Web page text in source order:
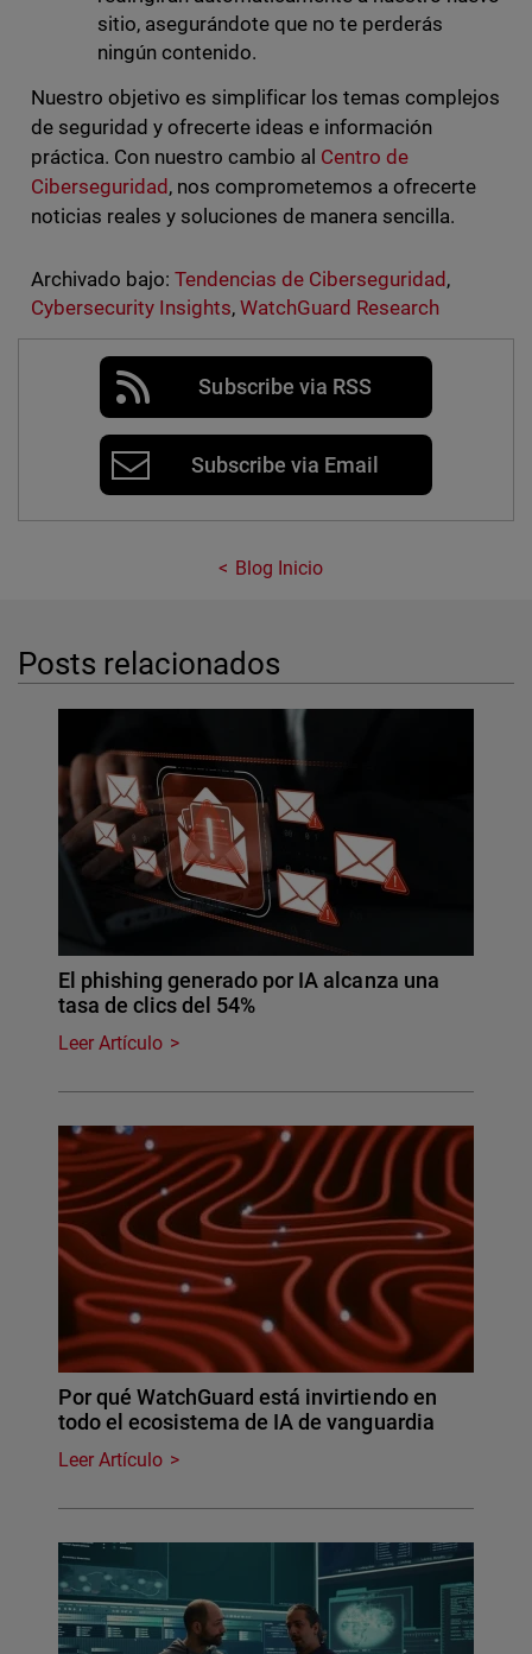
sitio, asegurándote que no te perderás
ningún contenido.
Nuestro objetivo es simplificar los temas complejos
de seguridad y ofrecerte ideas e información
práctica. Con nuestro cambio al Centro de
Ciberseguridad , nos comprometemos a ofrecerte
noticias reales y soluciones de manera sencilla.
Archivado bajo: Tendencias de Ciberseguridad ,
Cybersecurity Insights, WatchGuard Research
Subscribe via RSS
Subscribe via Email
Blog Inicio
Posts relacionados
El phishing generado por IA alcanza una
tasa de clics del 54%
Leer Artículo
Por qué WatchGuard está invirtiendo en
todo el ecosistema de IA de vanguardia
Leer Artículo